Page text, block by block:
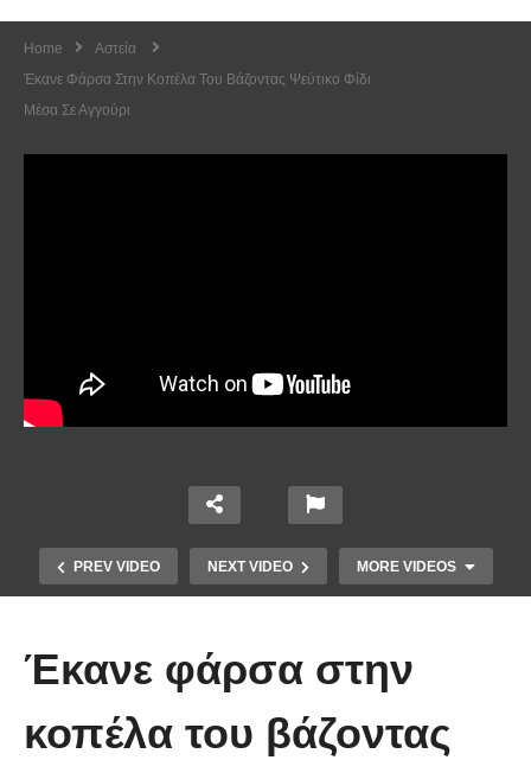
Home
Αστεία
Έκανε Φάρσα Στην Κοπέλα Του Βάζοντας Ψεύτικο Φίδι
Μέσα Σε Αγγούρι
PREV VIDEO NEXT VIDEO MORE VIDEOS
Έκανε φάρσα στην
κοπέλα του βάζοντας